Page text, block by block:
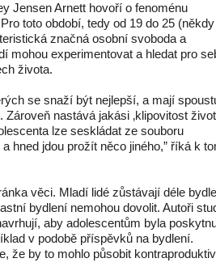
Jensen Arnett hovoří o fenoménu
toto období, tedy od 19 do 25
značná osobní svoboda a
mohou experimentovat a hledat pro
života.
se snaží být nejlepší, a mají
nastává jakási ‚klipovitost
lze seskládat ze souboru
hned jdou prožít něco jiného,” říká k
věci. Mladí lidé zůstávají déle
bydlení nemohou dovolit. Autoři
aby adolescentům byla
v podobě příspěvků na bydlení.
že by to mohlo působit